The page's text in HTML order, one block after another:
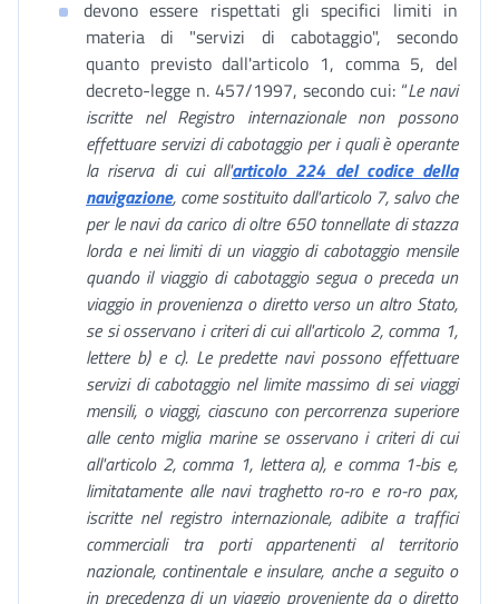
devono essere rispettati gli specifici limiti in
materia di "servizi di cabotaggio", secondo
quanto previsto dall'articolo 1, comma 5, del
decreto-legge n. 457/1997, secondo cui: “Le navi
iscritte nel Registro internazionale non possono
effettuare servizi di cabotaggio per i quali è operante
la riserva di cui all'articolo 224 del codice della
navigazione, come sostituito dall'articolo 7, salvo che
per le navi da carico di oltre 650 tonnellate di stazza
lorda e nei limiti di un viaggio di cabotaggio mensile
quando il viaggio di cabotaggio segua o preceda un
viaggio in provenienza o diretto verso un altro Stato,
se si osservano i criteri di cui all'articolo 2, comma 1,
lettere b) e c). Le predette navi possono effettuare
servizi di cabotaggio nel limite massimo di sei viaggi
mensili, o viaggi, ciascuno con percorrenza superiore
alle cento miglia marine se osservano i criteri di cui
all'articolo 2, comma 1, lettera a), e comma 1-bis e,
limitatamente alle navi traghetto ro-ro e ro-ro pax,
iscritte nel registro internazionale, adibite a traffici
commerciali tra porti appartenenti al territorio
nazionale, continentale e insulare, anche a seguito o
in precedenza di un viaggio proveniente da o diretto